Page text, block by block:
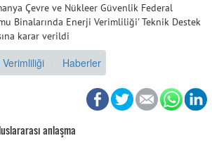
Çevre ve Nükleer Güvenlik Federal
Binalarında Enerji Verimliliği' Teknik Destek
karar verildi
Haberler